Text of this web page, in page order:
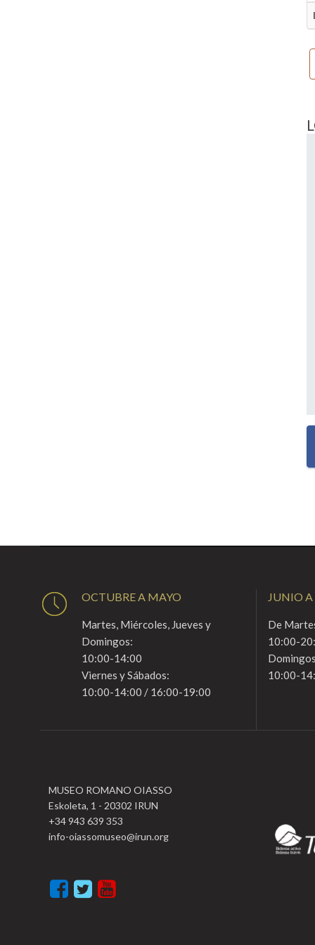
OCTUBRE A MAYO
Martes, Miércoles, Jueves y
Domingos:
10:00-14:00
Viernes y Sábados:
10:00-14:00 / 16:00-19:00
JUNIO A
De
10:00-
10:00-
MUSEO ROMANO OIASSO
Eskoleta, 1 - 20302 IRUN
+34 943 639 353
info-oiassomuseo@irun.org